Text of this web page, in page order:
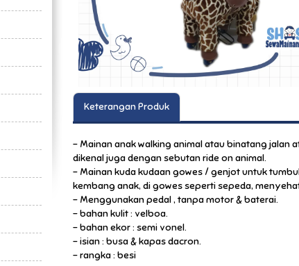
Keterangan Produk
- Mainan anak walking animal atau binatang jalan
dikenal juga dengan sebutan ride on animal.
- Mainan kuda kudaan gowes / genjot untuk
kembang anak, di gowes seperti sepeda,
- Menggunakan pedal , tanpa motor & baterai.
- bahan kulit : velboa.
- bahan ekor : semi vonel.
- isian : busa & kapas dacron.
- rangka : besi